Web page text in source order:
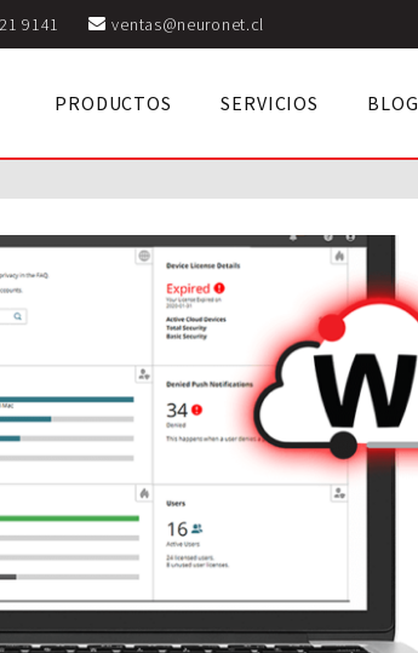
9141 ventas@neuronet.cl
PRODUCTOS SERVICIOS BLOG